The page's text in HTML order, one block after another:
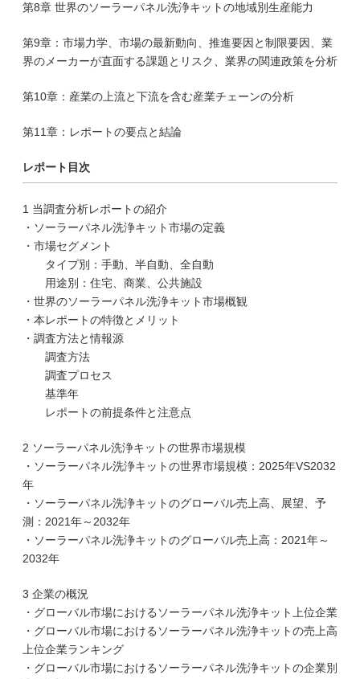
第8章 世界のソーラーパネル洗浄キットの地域別生産能力
第9章：市場力学、市場の最新動向、推進要因と制限要因、業
界のメーカーが直面する課題とリスク、業界の関連政策を分析
第10章：産業の上流と下流を含む産業チェーンの分析
第11章：レポートの要点と結論
レポート目次
1 当調査分析レポートの紹介
・ソーラーパネル洗浄キット市場の定義
・市場セグメント
タイプ別：手動、半自動、全自動
用途別：住宅、商業、公共施設
・世界のソーラーパネル洗浄キット市場概観
・本レポートの特徴とメリット
・調査方法と情報源
調査方法
調査プロセス
基準年
レポートの前提条件と注意点
2 ソーラーパネル洗浄キットの世界市場規模
・ソーラーパネル洗浄キットの世界市場規模：2025年VS2032
年
・ソーラーパネル洗浄キットのグローバル売上高、展望、予
測：2021年～2032年
・ソーラーパネル洗浄キットのグローバル売上高：2021年～
2032年
3 企業の概況
・グローバル市場におけるソーラーパネル洗浄キット上位企業
・グローバル市場におけるソーラーパネル洗浄キットの売上高
上位企業ランキング
・グローバル市場におけるソーラーパネル洗浄キットの企業別